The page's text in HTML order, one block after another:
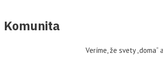
Komunita
Veríme, že svety